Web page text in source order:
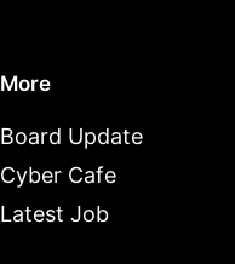
More
Board Update
Cyber Cafe
Latest Job